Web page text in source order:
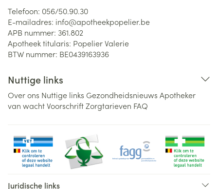
Telefoon: 056/50.90.30
E-mailadres: info@apotheekpopelier.be
APB nummer: 361.802
Apotheek titularis: Popelier Valerie
BTW nummer: BE0439163936
Nuttige links
Over ons Nuttige links Gezondheidsnieuws Apotheker
van wachtVoorschriftZorgtarieven FAQ
Juridische links